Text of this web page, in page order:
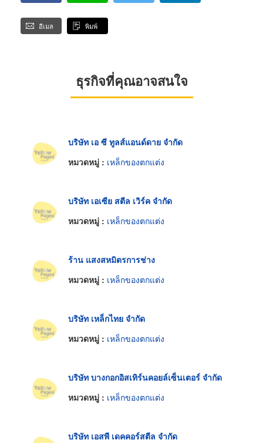
อีเมล พิมพ์
ธุรกิจที่คุณอาจสนใจ
บริษัท เอ ซี ทูลส์แอนด์ดาย จำกัด
หมวดหมู่ : เหล็กของตกแต่ง
บริษัท เอเซีย สตีล เวิร์ค จำกัด
หมวดหมู่ : เหล็กของตกแต่ง
ร้าน แสงสหมิตรการช่าง
หมวดหมู่ : เหล็กของตกแต่ง
บริษัท เหล็กไทย จำกัด
หมวดหมู่ : เหล็กของตกแต่ง
บริษัท บางกอกอิสเทิร์นคอยล์เซ็นเตอร์ จำกัด
หมวดหมู่ : เหล็กของตกแต่ง
บริษัท เอสพี เดคคอร์สตีล จำกัด